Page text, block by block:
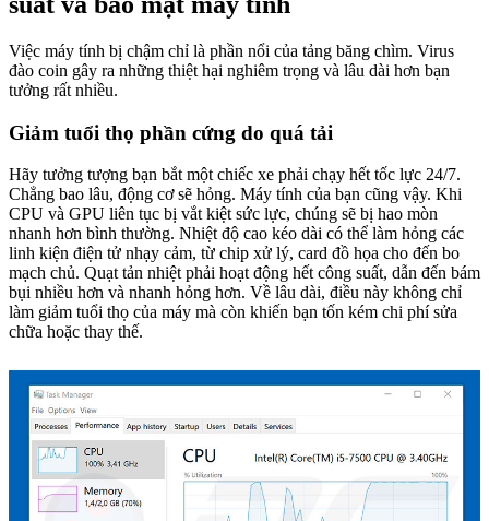
Việc máy tính bị chậm chỉ là phần nổi của tảng băng chìm. Virus
đào coin gây ra những thiệt hại nghiêm trọng và lâu dài hơn bạn
tưởng rất nhiều.
Giảm tuổi thọ phần cứng do quá tải
Hãy tưởng tượng bạn bắt một chiếc xe phải chạy hết tốc lực 24/7.
Chẳng bao lâu, động cơ sẽ hỏng. Máy tính của bạn cũng vậy. Khi
CPU và GPU liên tục bị vắt kiệt sức lực, chúng sẽ bị hao mòn
nhanh hơn bình thường. Nhiệt độ cao kéo dài có thể làm hỏng các
linh kiện điện tử nhạy cảm, từ chip xử lý, card đồ họa cho đến bo
mạch chủ. Quạt tản nhiệt phải hoạt động hết công suất, dẫn đến bám
bụi nhiều hơn và nhanh hỏng hơn. Về lâu dài, điều này không chỉ
làm giảm tuổi thọ của máy mà còn khiến bạn tốn kém chi phí sửa
chữa hoặc thay thế.